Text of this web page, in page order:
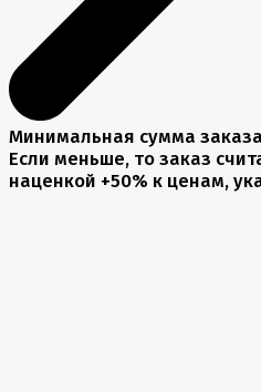
Минимальная сумма
Если меньше, то заказ
наценкой +50% к ценам,